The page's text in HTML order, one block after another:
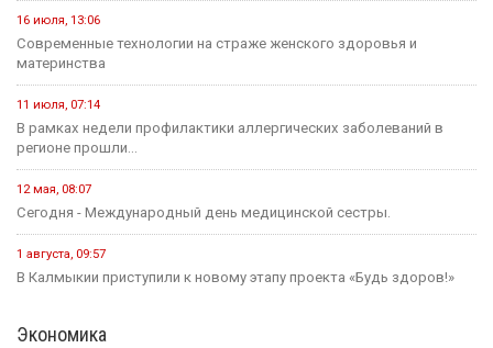
16 июля, 13:06
Современные технологии на страже женского здоровья и
материнства
11 июля, 07:14
В рамках недели профилактики аллергических заболеваний в
регионе прошли...
12 мая, 08:07
Сегодня - Международный день медицинской сестры.
1 августа, 09:57
В Калмыкии приступили к новому этапу проекта «Будь здоров!»
Экономика